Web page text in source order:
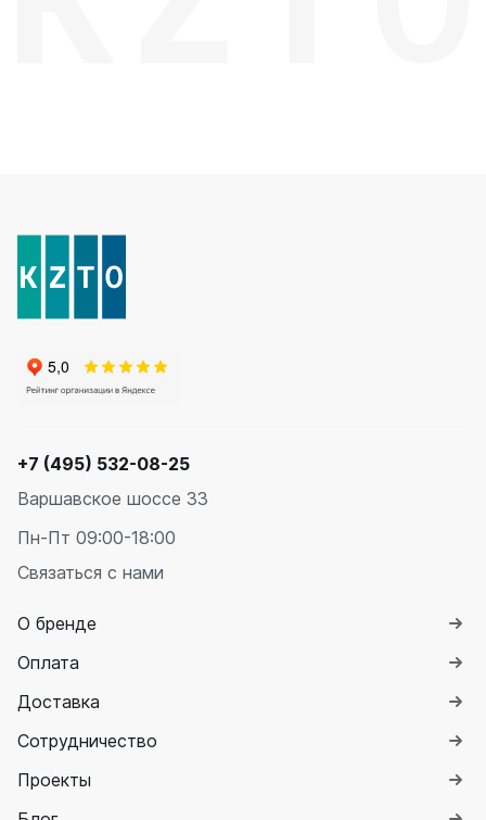
+7 (495) 532-08-25
Варшавское шоссе 33
Пн-Пт 09:00-18:00
Связаться с нами
О бренде
Оплата
Доставка
Сотрудничество
Проекты